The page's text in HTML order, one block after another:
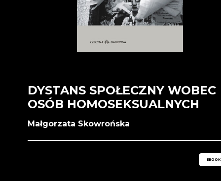
DYSTANS SPOŁECZNY WOBEC
OSÓB HOMOSEKSUALNYCH
Małgorzata Skowrońska
EBOOK